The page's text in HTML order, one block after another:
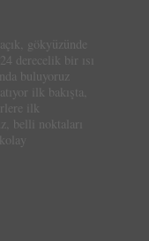
gökyüzünde
derecelik bir ısı
buluyoruz
ilk bakışta,
ilk
belli noktaları